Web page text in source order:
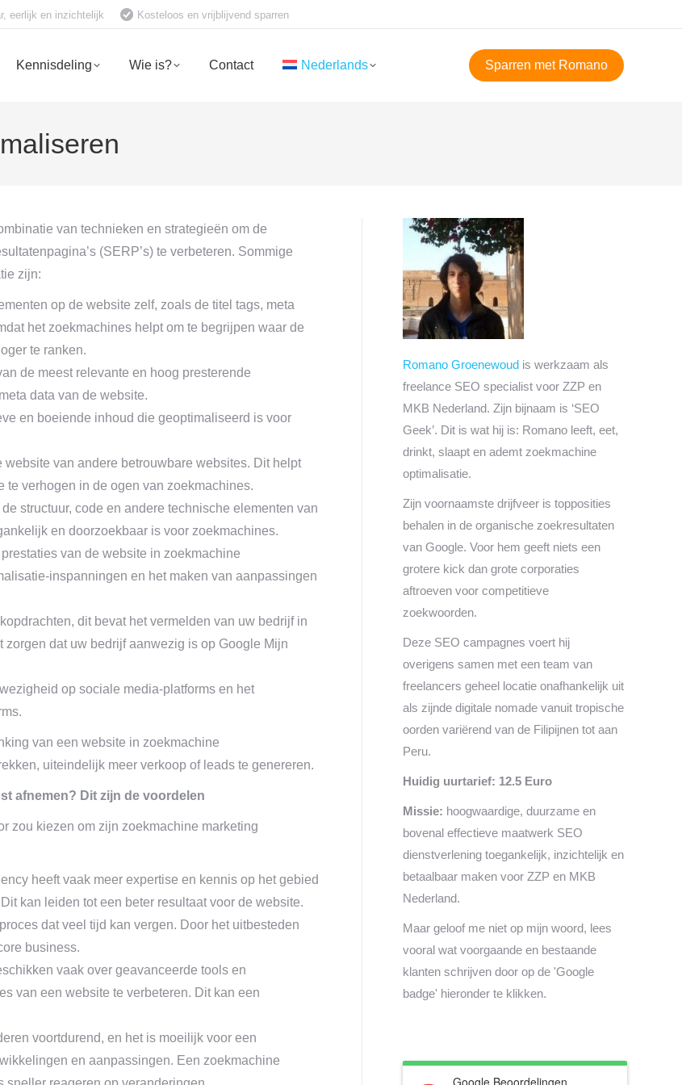
eerlijk en inzichtelijk Kosteloos en vrijblijvend sparren
Kennisdeling Wie is? Contact Nederlands Sparren met Romano
van technieken en strategieën om de
(SERP’s) te verbeteren. Sommige
zijn:
op de website zelf, zoals de titel tags, meta
het zoekmachines helpt om te begrijpen waar de
te ranken.
de meest relevante en hoog presterende
data van de website.
en boeiende inhoud die geoptimaliseerd is voor
van andere betrouwbare websites. Dit helpt
verhogen in de ogen van zoekmachines.
structuur, code en andere technische elementen van
en doorzoekbaar is voor zoekmachines.
van de website in zoekmachine
inspanningen en het maken van aanpassingen
dit bevat het vermelden van uw bedrijf in
dat uw bedrijf aanwezig is op Google Mijn
op sociale media-platforms en het
van een website in zoekmachine
uiteindelijk meer verkoop of leads te genereren.
afnemen? Dit zijn de voordelen
zou kiezen om zijn zoekmachine marketing
heeft vaak meer expertise en kennis op het gebied
kan leiden tot een beter resultaat voor de website.
dat veel tijd kan vergen. Door het uitbesteden
business.
vaak over geavanceerde tools en
van een website te verbeteren. Dit kan een
voortdurend, en het is moeilijk voor een
en aanpassingen. Een zoekmachine
Romano Groenewoud is werkzaam als
freelance SEO specialist voor ZZP en
MKB Nederland. Zijn bijnaam is ‘SEO
Geek’. Dit is wat hij is: Romano leeft, eet,
drinkt, slaapt en ademt zoekmachine
optimalisatie.
Zijn voornaamste drijfveer is topposities
behalen in de organische zoekresultaten
van Google. Voor hem geeft niets een
grotere kick dan grote corporaties
aftroeven voor competitieve
zoekwoorden.
Deze SEO campagnes voert hij
overigens samen met een team van
freelancers geheel locatie onafhankelijk uit
als zijnde digitale nomade vanuit tropische
oorden variërend van de Filipijnen tot aan
Peru.
Huidig uurtarief: 12.5 Euro
Missie: hoogwaardige, duurzame en
bovenal effectieve maatwerk SEO
dienstverlening toegankelijk, inzichtelijk en
betaalbaar maken voor ZZP en MKB
Nederland.
Maar geloof me niet op mijn woord, lees
vooral wat voorgaande en bestaande
klanten schrijven door op de 'Google
badge' hieronder te klikken.
Google Beoordelingen